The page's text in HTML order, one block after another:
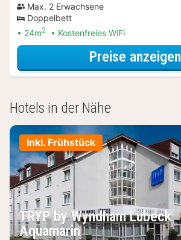
Max. 2 Erwachsene
Doppelbett
24m2 Kostenfreies WiFi
Preise anzeigen
Hotels in der Nähe
Inkl. Frühstück
TRYP by Wyndham Lübeck
Aquamarin